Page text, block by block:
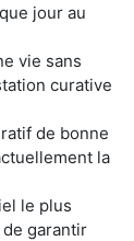
jour au
vie sans
curative
de bonne
la
le plus
garantir